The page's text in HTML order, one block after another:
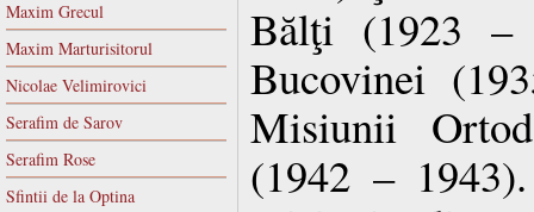
Maxim Grecul
Maxim Marturisitorul
Nicolae Velimirovici
Serafim de Sarov
Serafim Rose
Sfintii de la Optina
Bălţi (1923 –
Bucovinei
Misiunii
(1942 –